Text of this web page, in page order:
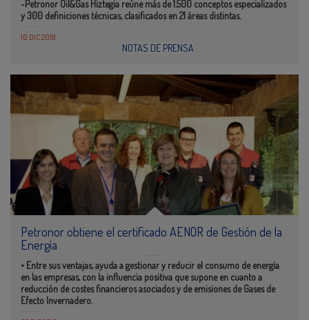
-Petronor Oil&Gas Hiztegia reúne más de 1.500 conceptos especializados
y 300 definiciones técnicas, clasificados en 21 áreas distintas.
10 DIC 2018
NOTAS DE PRENSA
Petronor obtiene el certificado AENOR de Gestión de la
Energía
• Entre sus ventajas, ayuda a gestionar y reducir el consumo de energía
en las empresas, con la influencia positiva que supone en cuanto a
reducción de costes financieros asociados y de emisiones de Gases de
Efecto Invernadero.